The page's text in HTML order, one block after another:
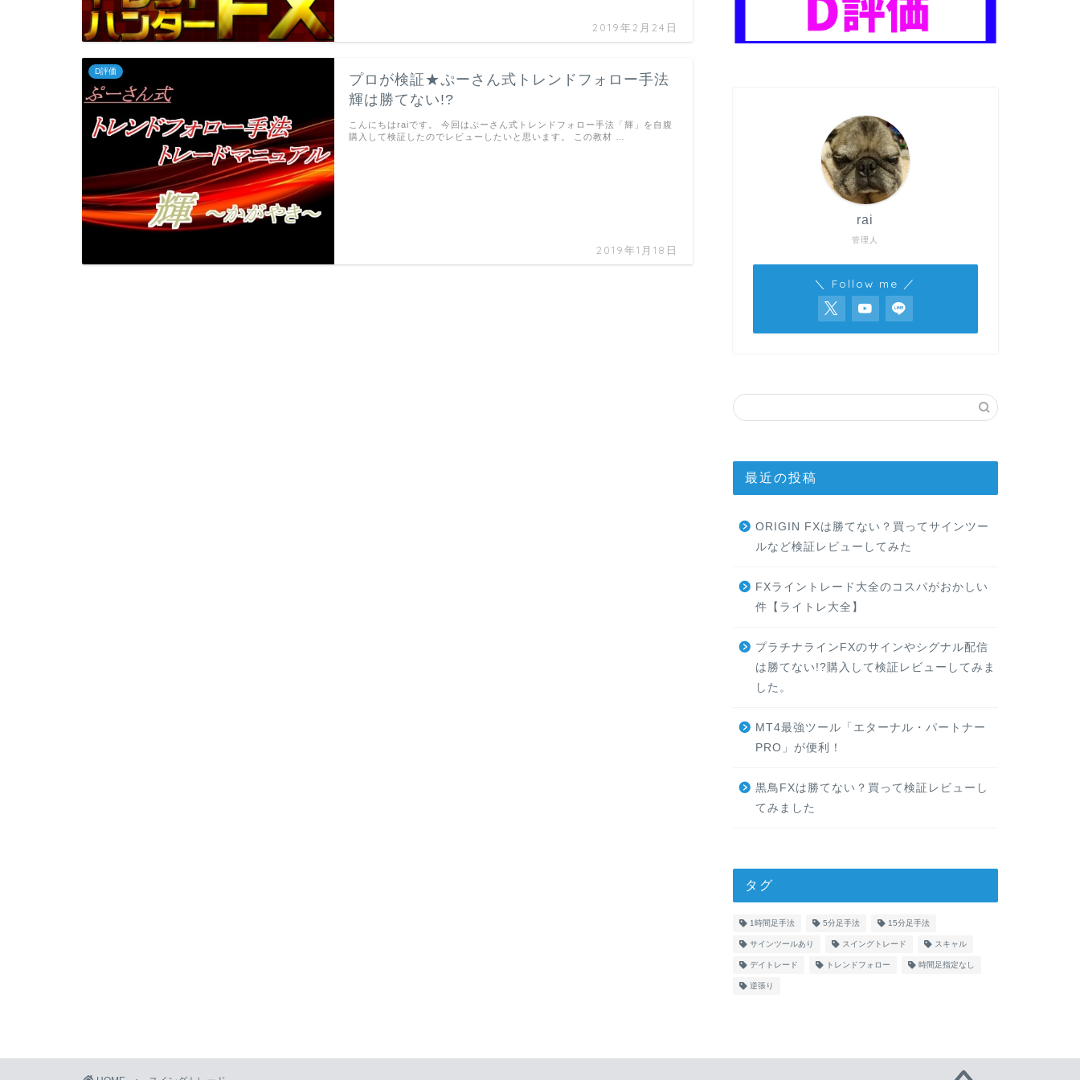
2019年2月24日
D評価
プロが検証★ぷーさん式トレンドフォロー手法
輝は勝てない!?
2019年1月18日
こんにちはraiです。 今回はぷーさん式トレンドフォロー手法「輝」を自腹
購入して検証したのでレビューしたいと思います。 この教材 …
管理人
rai
＼ Follow me ／
最近の投稿
ORIGIN FXは勝てない？買ってサインツー
ルなど検証レビューしてみた
FXライントレード大全のコスパがおかしい
件【ライトレ大全】
プラチナラインFXのサインやシグナル配信
は勝てない!?購入して検証レビューしてみま
した。
MT4最強ツール「エターナル・パートナー
PRO」が便利！
黒鳥FXは勝てない？買って検証レビューし
てみました
タグ
1時間足手法 5分足手法 15分足手法
サインツールあり スイングトレード スキャル
デイトレード トレンドフォロー 時間足指定なし
逆張り